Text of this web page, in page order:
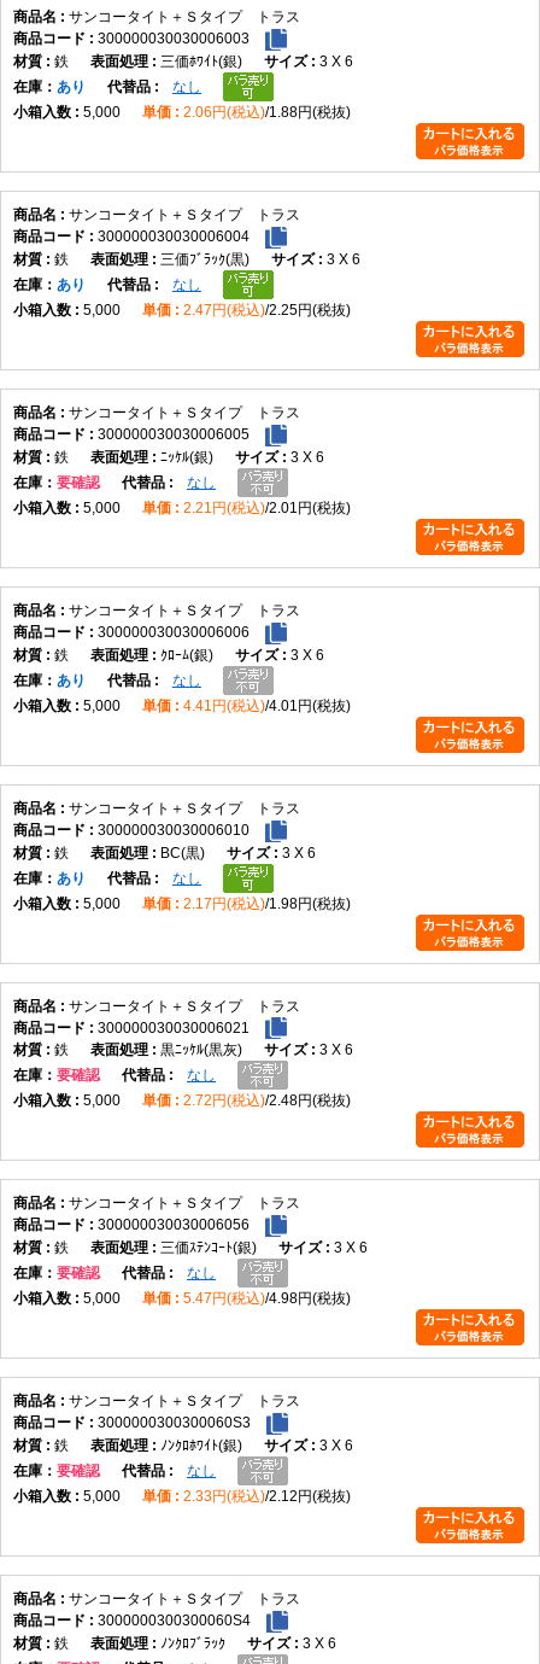
サンコータイト＋Ｓタイプ トラス
300000030030006003
鉄
三価ﾎﾜｲﾄ(銀)
3 X 6
在庫
あり
なし
5,000
2.06円(税込) 1.88円(税抜)
サンコータイト＋Ｓタイプ トラス
300000030030006004
鉄
三価ﾌﾞﾗｯｸ(黒)
3 X 6
在庫
あり
なし
5,000
2.47円(税込) 2.25円(税抜)
サンコータイト＋Ｓタイプ トラス
300000030030006005
鉄
ﾆｯｹﾙ(銀)
3 X 6
在庫
要確認
なし
5,000
2.21円(税込) 2.01円(税抜)
サンコータイト＋Ｓタイプ トラス
300000030030006006
鉄
ｸﾛｰﾑ(銀)
3 X 6
在庫
あり
なし
5,000
4.41円(税込) 4.01円(税抜)
サンコータイト＋Ｓタイプ トラス
300000030030006010
鉄
BC(黒)
3 X 6
在庫
あり
なし
5,000
2.17円(税込) 1.98円(税抜)
サンコータイト＋Ｓタイプ トラス
300000030030006021
鉄
黒ﾆｯｹﾙ(黒灰)
3 X 6
在庫
要確認
なし
5,000
2.72円(税込) 2.48円(税抜)
サンコータイト＋Ｓタイプ トラス
300000030030006056
鉄
三価ｽﾃﾝｺｰﾄ(銀)
3 X 6
在庫
要確認
なし
5,000
5.47円(税込) 4.98円(税抜)
サンコータイト＋Ｓタイプ トラス
3000000300300060S3
鉄
ﾉﾝｸﾛﾎﾜｲﾄ(銀)
3 X 6
在庫
要確認
なし
5,000
2.33円(税込) 2.12円(税抜)
サンコータイト＋Ｓタイプ トラス
3000000300300060S4
鉄
ﾉﾝｸﾛﾌﾞﾗｯｸ
3 X 6